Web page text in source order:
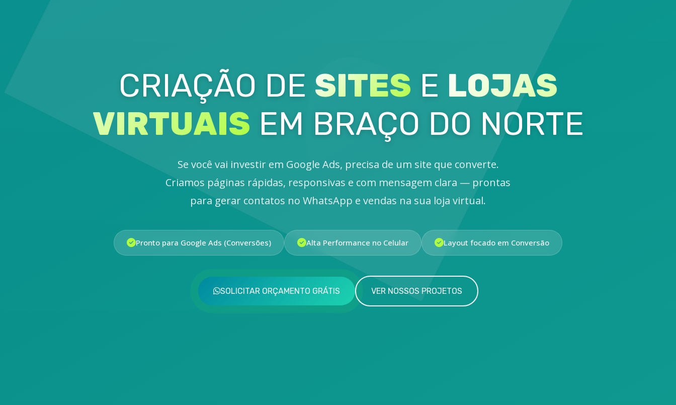
CRIAÇÃO DE SITES E LOJAS
VIRTUAIS EM BRAÇO DO NORTE
Se você vai investir em Google Ads, precisa de um site que converte.
Criamos páginas rápidas, responsivas e com mensagem clara — prontas
para gerar contatos no WhatsApp e vendas na sua loja virtual.
Pronto para Google Ads (Conversões) Alta Performance no Celular Layout focado em Conversão
SOLICITAR ORÇAMENTO GRÁTIS VER NOSSOS PROJETOS